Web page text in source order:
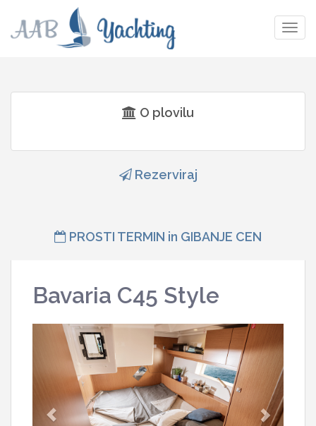
O plovilu
Rezerviraj
PROSTI TERMIN in GIBANJE CEN
Bavaria C45 Style